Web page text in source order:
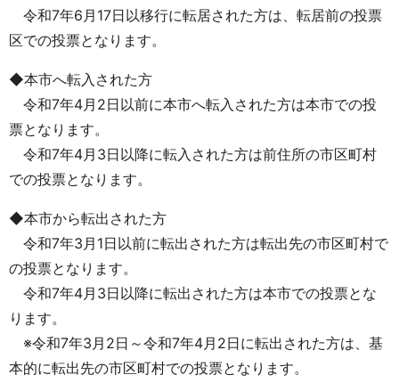
令和7年6月17日以移行に転居された方は、転居前の投票
区での投票となります。
◆本市へ転入された方
令和7年4月2日以前に本市へ転入された方は本市での投
票となります。
令和7年4月3日以降に転入された方は前住所の市区町村
での投票となります。
◆本市から転出された方
令和7年3月1日以前に転出された方は転出先の市区町村で
の投票となります。
令和7年4月3日以降に転出された方は本市での投票とな
ります。
※令和7年3月2日～令和7年4月2日に転出された方は、基
本的に転出先の市区町村での投票となります。